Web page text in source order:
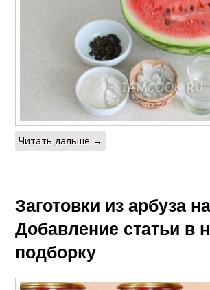
Читать дальше →
Заготовки из арбуза
Добавление статьи в
подборку